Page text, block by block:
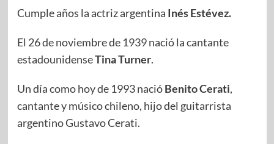
Cumple años la actriz argentina Inés Estévez.
El 26 de noviembre de 1939 nació la cantante
estadounidenseTina Turner.
Un día como hoy de 1993 nacióBenito Cerati,
cantante y músico chileno, hijo del guitarrista
argentino Gustavo Cerati.